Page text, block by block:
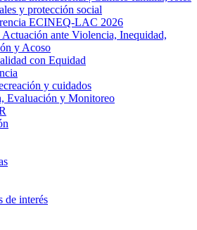
y protección social
ECINEQ-LAC 2026
ante Violencia, Inequidad,
y Acoso
con Equidad
y cuidados
Evaluación y Monitoreo
de interés